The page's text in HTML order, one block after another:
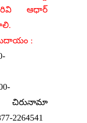
ఆధార్
:
చిరునామా
2264541